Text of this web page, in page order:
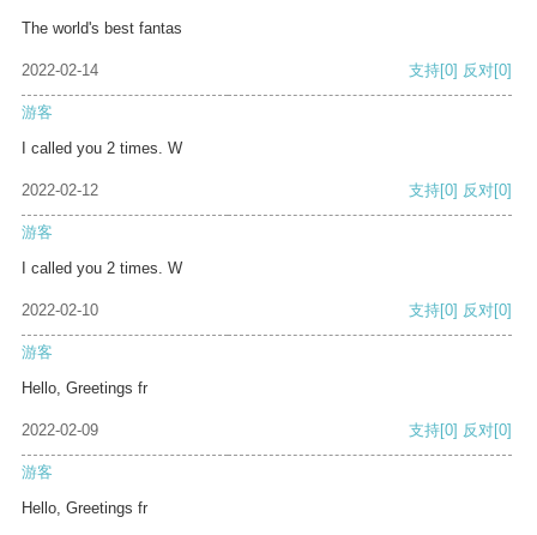
The world's best fantas
2022-02-14 支持[0] 反对[0]
游客
I called you 2 times. W
2022-02-12 支持[0] 反对[0]
游客
I called you 2 times. W
2022-02-10 支持[0] 反对[0]
游客
Hello, Greetings fr
2022-02-09 支持[0] 反对[0]
游客
Hello, Greetings fr